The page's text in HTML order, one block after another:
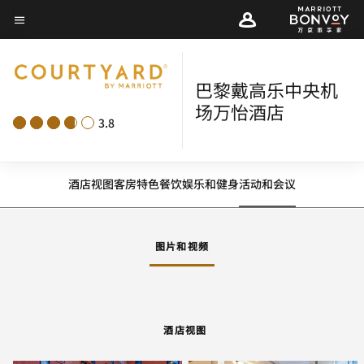
Skip
to
content
菜单文本
3.8
巴黎戴高乐中央机
场万怡酒店
酒店视图客房特色餐饮娱乐和健身活动和会议
图片和视频
酒店视图